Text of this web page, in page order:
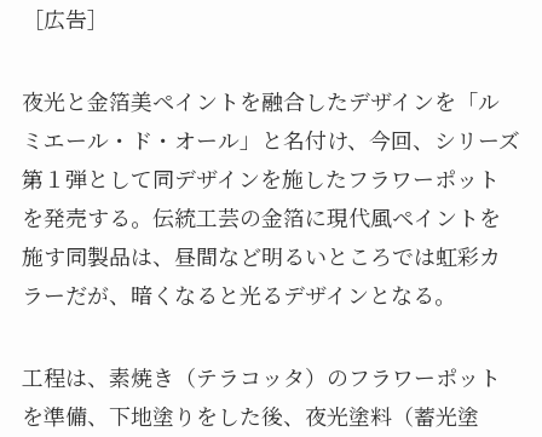
［広告］
夜光と金箔美ペイントを融合したデザインを「ル
ミエール・ド・オール」と名付け、今回、シリーズ
第１弾として同デザインを施したフラワーポット
を発売する。伝統工芸の金箔に現代風ペイントを
施す同製品は、昼間など明るいところでは虹彩カ
ラーだが、暗くなると光るデザインとなる。
工程は、素焼き（テラコッタ）のフラワーポット
を準備、下地塗りをした後、夜光塗料（蓄光塗